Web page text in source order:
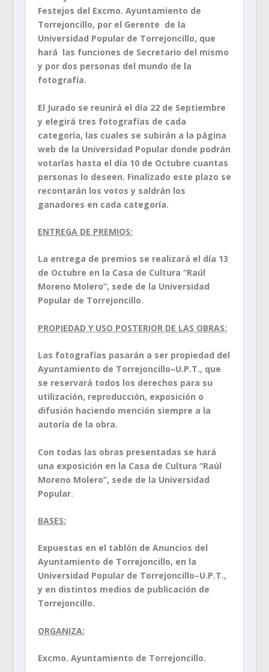
Festejos del Excmo. Ayuntamiento de
Torrejoncillo, por el Gerente de la
Universidad Popular de Torrejoncillo, que
hará las funciones de Secretario del mismo
y por dos personas del mundo de la
fotografía.
El Jurado se reunirá el día 22 de Septiembre
y elegirá tres fotografías de cada
categoría, las cuales se subirán a la página
web de la Universidad Popular donde podrán
votarlas hasta el día 10 de Octubre cuantas
personas lo deseen. Finalizado este plazo se
recontarán los votos y saldrán los
ganadores en cada categoría.
ENTREGA DE PREMIOS:
La entrega de premios se realizará el día 13
de Octubre en la Casa de Cultura “Raúl
Moreno Molero”, sede de la Universidad
Popular de Torrejoncillo.
PROPIEDAD Y USO POSTERIOR DE LAS OBRAS:
Las fotografías pasarán a ser propiedad del
Ayuntamiento de Torrejoncillo–U.P.T., que
se reservará todos los derechos para su
utilización, reproducción, exposición o
difusión haciendo mención siempre a la
autoría de la obra.
Con todas las obras presentadas se hará
una exposición en la Casa de Cultura “Raúl
Moreno Molero”, sede de la Universidad
Popular.
BASES:
Expuestas en el tablón de Anuncios del
Ayuntamiento de Torrejoncillo, en la
Universidad Popular de Torrejoncillo–U.P.T.,
y en distintos medios de publicación de
Torrejoncillo.
ORGANIZA:
Excmo. Ayuntamiento de Torrejoncillo.